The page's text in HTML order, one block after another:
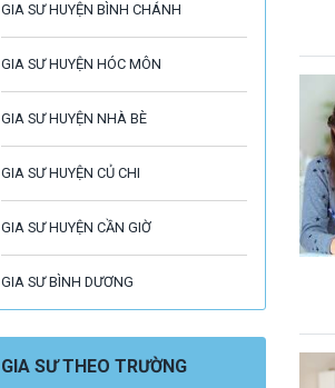
GIA SƯ HUYỆN BÌNH CHÁNH
GIA SƯ HUYỆN HÓC MÔN
GIA SƯ HUYỆN NHÀ BÈ
GIA SƯ HUYỆN CỦ CHI
GIA SƯ HUYỆN CẦN GIỜ
GIA SƯ BÌNH DƯƠNG
GIA SƯ THEO TRƯỜNG